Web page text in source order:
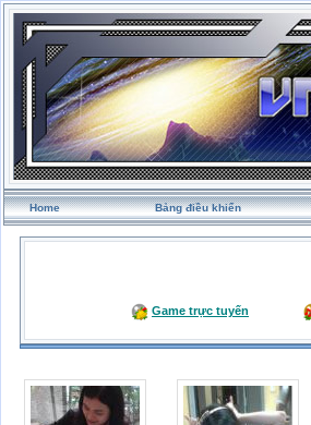
Home Bảng điều khiển
Game trực tuyến